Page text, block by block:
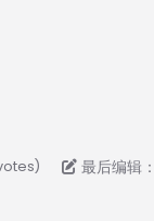
最后编辑